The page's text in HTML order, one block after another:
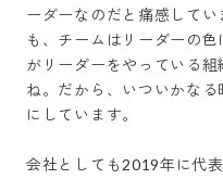
ーダーなのだと痛感して
も、チームはリーダーの
がリーダーをやっている
ね。だから、いついかな
にしています。
会社としても2019年に代